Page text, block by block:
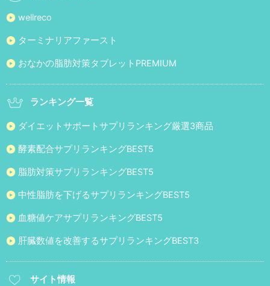
wellreco
ターミナリアファースト
おなかの脂肪対策タブレットPREMIUM
ランキング一覧
ダイエットサポートサプリランキング厳選3商品
酵素配合サプリランキングBEST5
脂肪対策サプリランキングBEST5
中性脂肪を下げるサプリランキングBEST5
血糖値ケアサプリランキングBEST5
肝臓数値を改善するサプリランキングBEST3
サイト情報